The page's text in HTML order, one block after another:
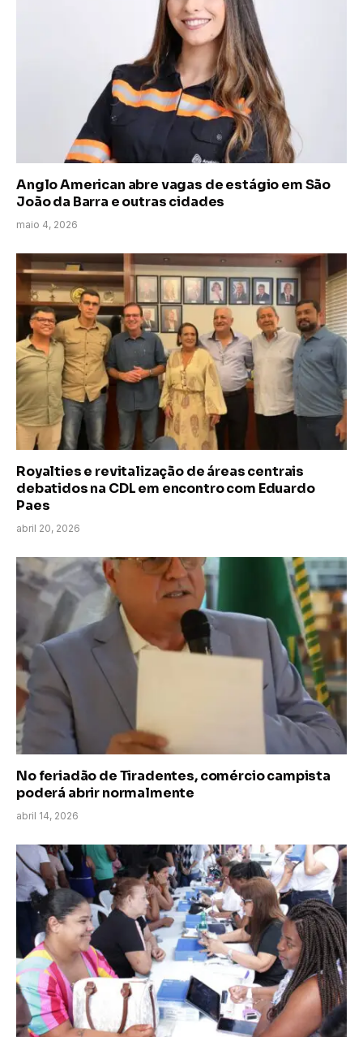
Anglo American abre vagas de estágio em São
João da Barra e outras cidades
maio 4, 2026
Royalties e revitalização de áreas centrais
debatidos na CDL em encontro com Eduardo
Paes
abril 20, 2026
No feriadão de Tiradentes, comércio campista
poderá abrir normalmente
abril 14, 2026